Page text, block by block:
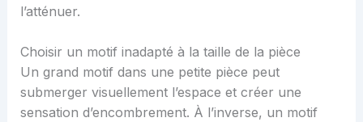
l’atténuer.
Choisir un motif inadapté à la taille de la pièce
Un grand motif dans une petite pièce peut
submerger visuellement l’espace et créer une
sensation d’encombrement. À l’inverse, un motif